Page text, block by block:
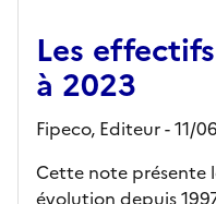
Les
à 2023
Fipeco, Editeur- 11/
Cette note présente
évolution depuis